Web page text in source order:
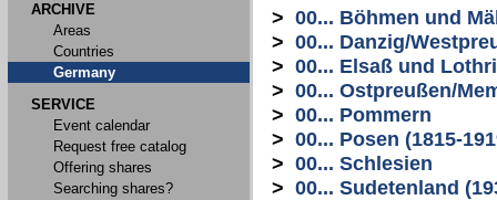
ARCHIVE
Areas
Countries
Germany
SERVICE
Event calendar
Request free catalog
Offering shares
Searching shares?
> 00... Böhmen und
> 00... Danzig/
> 00... Elsaß und
> 00... Ostpreußen/
> 00... Pommern
> 00... Posen (1815-
> 00... Schlesien
> 00... Sudetenland